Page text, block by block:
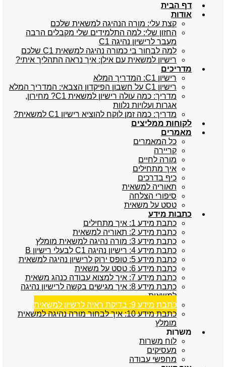
דף הבית
אודות
קצת עלי: מורה הנהיגה למשאית שלכם
החזון שלי: למה התלמידים שלי מקבלים הרבה
מעבר לרישיון נהיגה C1
למה לבחור בי כמורה נהיגה למשאית C1 שלכם
רישיון למשאית עם אילן: איך נראה התהליך איתי?
מדריכים
רישיון C1: המדריך המלא
רישיון C1 על חשבון הפיקדון הצבאי: המדריך המלא
מדריך: כמה עולה רישיון למשאית C1? מחירון,
אגרות ועלויות נלוות
מדריך: כמה זמן לוקח להוציא רישיון C1 למשאית?
לקוחות ממליצים
מאמרים
כל המאמרים
קריירה
מורה לחיים
איך מתחילים
כיף בדרכים
תאוריה למשאית
סיפורי הצלחה
טסט על משאית
כתבות מידע
כתבת מידע 1: איך מתחילים
כתבת מידע 2: תאוריה למשאית
כתבת מידע 3: מורה נהיגה למשאית מומלץ
כתבת מידע 4: רישיון נהיגה C1 לבעלי רישיון B
כתבת מידע 5: טופס ירוק לרישיון נהיגה למשאית
כתבת מידע 6: טסט על משאית
כתבת מידע 7: איך למצוא עבודה כנהג משאית
כתבת מידע 8: איך מגישים בקשה לרישיון נהיגה
למשאית
כתבת מידע 9: בדיקת ראיה לרשיון למשאית
כתבת מידע 10: איך לבחור מורה נהיגה למשאית
מומלץ
משרות
לוח משרות
מעסיקים
מחפשי עבודה